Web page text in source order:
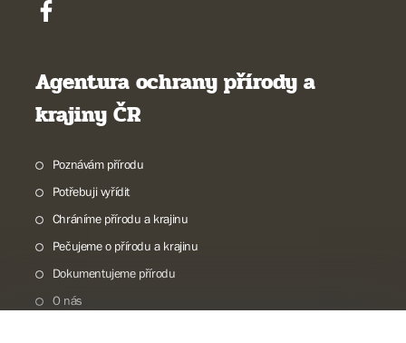
Agentura ochrany přírody a
krajiny ČR
Poznávám přírodu
Potřebuji vyřídit
Chráníme přírodu a krajinu
Pečujeme o přírodu a krajinu
Dokumentujeme přírodu
O nás